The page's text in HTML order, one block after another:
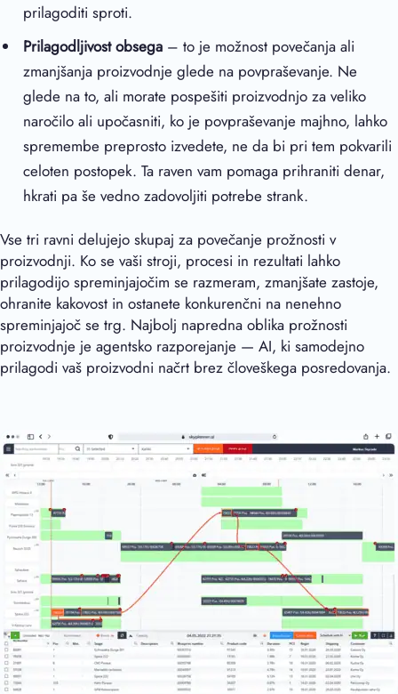
prilagoditi sproti.
Prilagodljivost obsega – to je možnost povečanja ali
zmanjšanja proizvodnje glede na povpraševanje. Ne
glede na to, ali morate pospešiti proizvodnjo za veliko
naročilo ali upočasniti, ko je povpraševanje majhno, lahko
spremembe preprosto izvedete, ne da bi pri tem pokvarili
celoten postopek. Ta raven vam pomaga prihraniti denar,
hkrati pa še vedno zadovoljiti potrebe strank.
Vse tri ravni delujejo skupaj za povečanje prožnosti v
proizvodnji. Ko se vaši stroji, procesi in rezultati lahko
prilagodijo spreminjajočim se razmeram, zmanjšate zastoje,
ohranite kakovost in ostanete konkurenčni na nenehno
spreminjajoč se trg. Najbolj napredna oblika prožnosti
proizvodnje je agentsko razporejanje — AI, ki samodejno
prilagodi vaš proizvodni načrt brez človeškega posredovanja.